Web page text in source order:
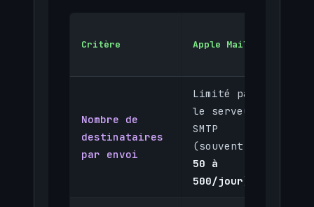
Critère Apple Mail
Nombre de
destinataires
par envoi
Limité par
le serveur
SMTP
(souvent
50 à
500/jour)